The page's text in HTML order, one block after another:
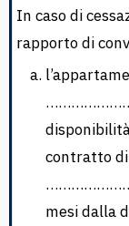
In caso di
rapporto di
contratto
…………………..
mesi dalla